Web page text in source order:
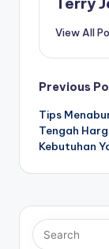
View All
Post
Previous
Tips
Tengah
Kebutuhan